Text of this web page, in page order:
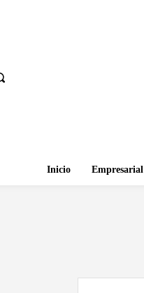
Inicio Empresarial